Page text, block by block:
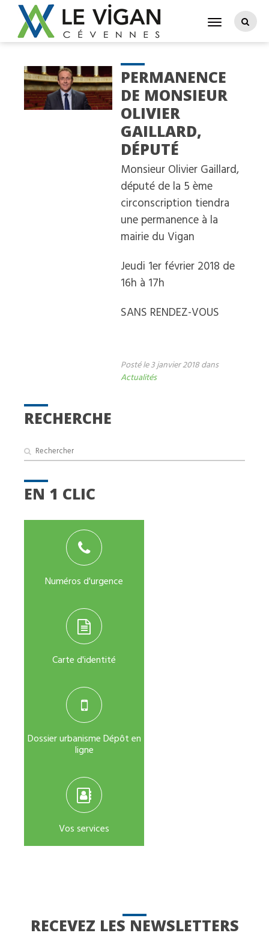
RECHERCHE
EN 1 CLIC
Numéros d'urgence
Carte d'identité
Dossier urbanisme Dépôt en
ligne
Vos services
PERMANENCE
DE MONSIEUR
OLIVIER
GAILLARD,
DÉPUTÉ
Monsieur Olivier Gaillard,
député de la 5 ème
circonscription tiendra
une permanence à la
mairie du Vigan
Jeudi 1er février 2018 de
16h à 17h
SANS RENDEZ-VOUS
Posté le 3 janvier 2018 dans
Actualités
RECEVEZ LES NEWSLETTERS